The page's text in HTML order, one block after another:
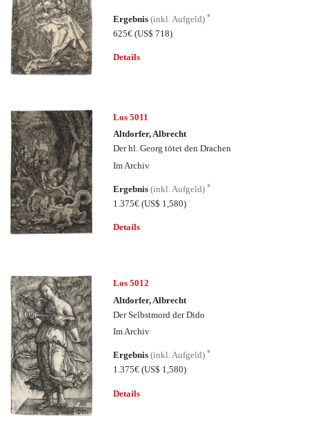
Ergebnis(inkl. Aufgeld)*
625€(US$ 718)
Details
Los 5011
Altdorfer, Albrecht
Der hl. Georg tötet den Drachen
Im Archiv
Ergebnis(inkl. Aufgeld)*
1.375€(US$ 1,580)
Details
Los 5012
Altdorfer, Albrecht
Der Selbstmord der Dido
Im Archiv
Ergebnis(inkl. Aufgeld)*
1.375€(US$ 1,580)
Details